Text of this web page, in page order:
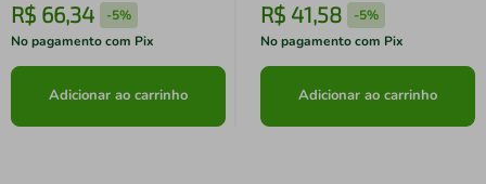
R$ 66,34 -5%
No pagamento com Pix
Adicionar ao carrinho
R$ 41,58 -5%
No pagamento com Pix
Adicionar ao carrinho